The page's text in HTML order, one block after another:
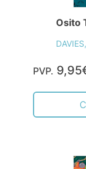
Osito
PVP.